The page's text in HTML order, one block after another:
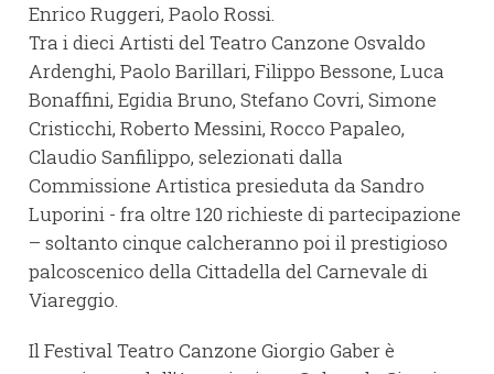
Enrico Ruggeri, Paolo Rossi.
Tra i dieci Artisti del Teatro Canzone Osvaldo
Ardenghi, Paolo Barillari, Filippo Bessone, Luca
Bonaffini, Egidia Bruno, Stefano Covri, Simone
Cristicchi, Roberto Messini, Rocco Papaleo,
Claudio Sanfilippo, selezionati dalla
Commissione Artistica presieduta da Sandro
Luporini - fra oltre 120 richieste di partecipazione
– soltanto cinque calcheranno poi il prestigioso
palcoscenico della Cittadella del Carnevale di
Viareggio.
Il Festival Teatro Canzone Giorgio Gaber è